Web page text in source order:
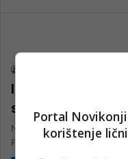
Izdata naredba:
stanovništva sa
Na 3. vanrednoj sjednici
Federalni štab civilne
Portal
korištenje